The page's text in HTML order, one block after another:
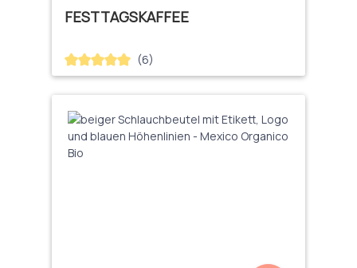
FESTTAGSKAFFEE
Durchschnittliche Bewertung von 5 von 5 Sternen
(6)